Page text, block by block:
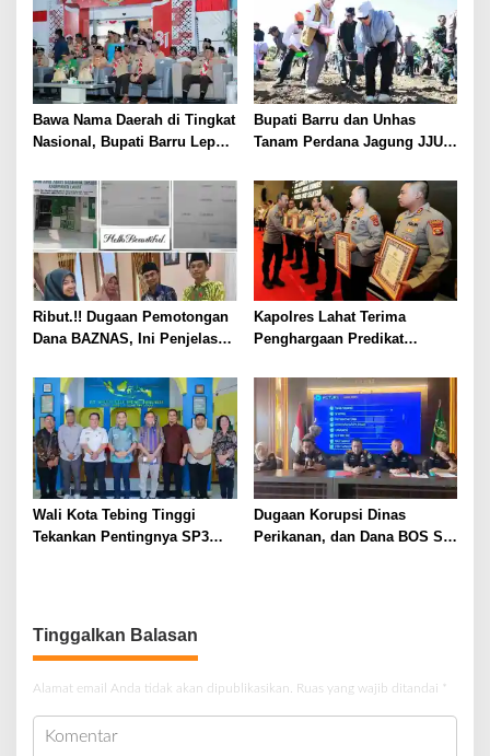
Bawa Nama Daerah di Tingkat
Nasional, Bupati Barru Lepas
XII
Bupati Barru dan Unhas
Tanam Perdana Jagung JJUH,
dan Kesejahteraan Petani
Ribut.!! Dugaan Pemotongan
Dana BAZNAS, Ini Penjelasan
Kapolres Lahat Terima
Penghargaan Predikat
Sumsel Tahun 2026
Wali Kota Tebing Tinggi
Tekankan Pentingnya SP3
Dugaan Korupsi Dinas
Perikanan, dan Dana BOS SD
Tinggalkan Balasan
Alamat email Anda tidak akan dipublikasikan. Ruas yang wajib ditandai *